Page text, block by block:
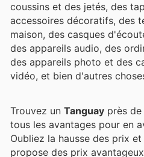
coussins et des jetés, des
accessoires décoratifs, des
maison, des casques
des appareils audio, des
des appareils photo et des
vidéo, et bien d'autres
Trouvez un Tanguay près
tous les avantages pour en
Oubliez la hausse des prix
propose des prix